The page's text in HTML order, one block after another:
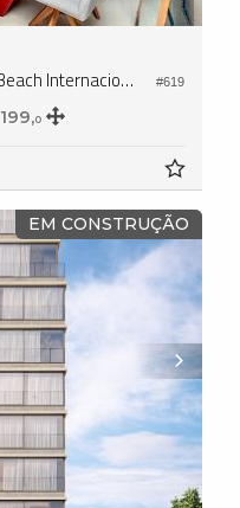
#619
Apartamento no Edifício Brava Beach Internacional - Reserva Corais
199,0
EM CONSTRUÇÃO